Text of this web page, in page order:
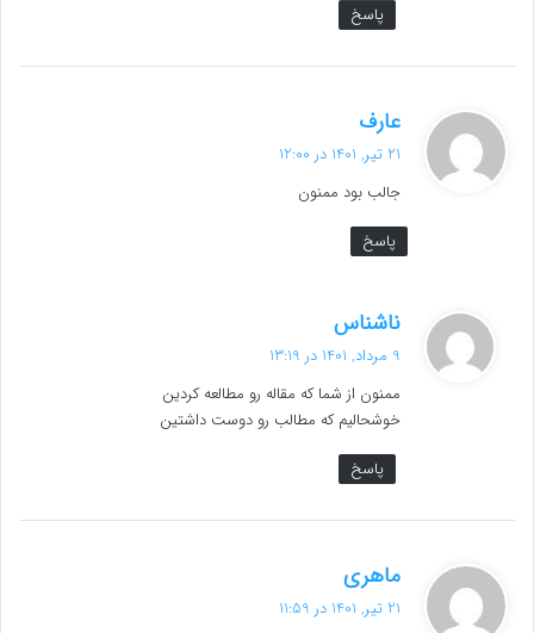
پاسخ
عارف
ف
:
21 تیر, 1401 در 12:00
جالب بود ممنون
پاسخ
ناشناس
ف
:
9 مرداد, 1401 در 13:19
ممنون از شما که مقاله رو مطالعه کردین
خوشحالیم که مطالب رو دوست داشتین
پاسخ
ماهری
ف
21 تیر, 1401 در 11:59